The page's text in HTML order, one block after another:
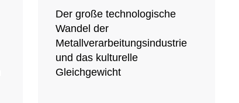
Der große technologische
Wandel der
Metallverarbeitungsindustrie
und das kulturelle
Gleichgewicht